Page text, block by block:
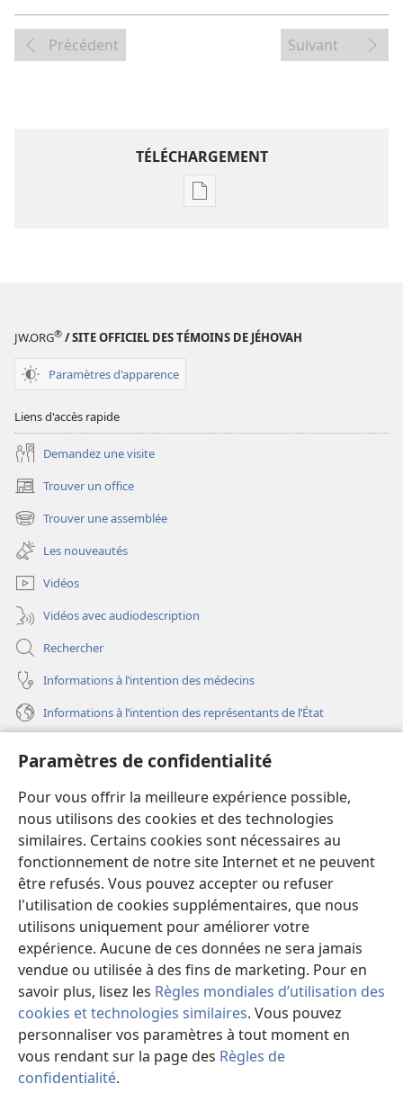
Paramètres de confidentialité
Pour vous offrir la meilleure expérience possible,
nous utilisons des cookies et des technologies
similaires. Certains cookies sont nécessaires au
fonctionnement de notre site Internet et ne peuvent
être refusés. Vous pouvez accepter ou refuser
l'utilisation de cookies supplémentaires, que nous
utilisons uniquement pour améliorer votre
expérience. Aucune de ces données ne sera jamais
vendue ou utilisée à des fins de marketing. Pour en
savoir plus, lisez les Règles mondiales d’utilisation des
cookies et technologies similaires. Vous pouvez
personnaliser vos paramètres à tout moment en
vous rendant sur la page des Règles de
confidentialité.
Précédent Suivant
TÉLÉCHARGEMENT
Options
RÉVEILLEZ-
JW.ORG® / SITE OFFICIEL DES TÉMOINS DE JÉHOVAH
Paramètres d'apparence
Liens d'accès rapide
Demandez une visite
Trouver un office
(ouvre
une
nouvelle
fenêtre)
Trouver une assemblée
(ouvre
une
nouvelle
fenêtre)
Les nouveautés
Vidéos
Vidéos avec audiodescription
Rechercher
Informations à l’intention des médecins
Informations à l’intention des représentants de l’État
(ouvre
une
nouvelle
fenêtre)
Bibliothèque en ligne
(ouvre
une
nouvelle
fenêtre)
JW Hub®
(ouvre
une
nouvelle
fenêtre)
JW Library
Watchtower Library
Copyright© 2026 Watch Tower Bible and Tract Society of Pennsylvania.
CONDITIONS D’UTILISATION
PARAMÈTRES DE CONFIDENTIALITÉ